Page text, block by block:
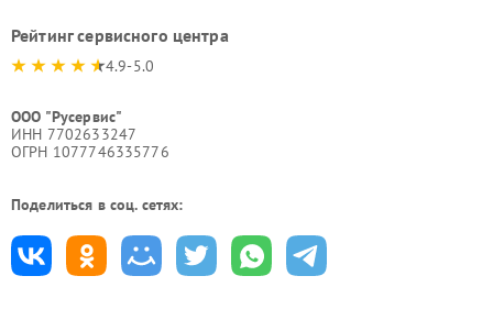
Рейтинг сервисного центра
4.9-5.0
ООО "Русервис"
ИНН 7702633247
ОГРН 1077746335776
Поделиться в соц. сетях: